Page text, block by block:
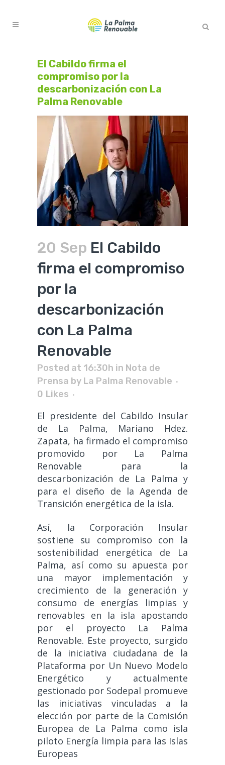
El Cabildo firma el
compromiso por la
descarbonización con La
Palma Renovable
20 Sep El Cabildo
firma el compromiso
por la
descarbonización
con La Palma
Renovable
Posted at 16:30h in Nota de
Prensa by La Palma Renovable
0 Likes
El presidente del Cabildo Insular
de La Palma, Mariano Hdez.
Zapata, ha firmado el compromiso
promovido por La Palma
Renovable para la
descarbonización de La Palma y
para el diseño de la Agenda de
Transición energética de la isla.
Así, la Corporación Insular
sostiene su compromiso con la
sostenibilidad energética de La
Palma, así como su apuesta por
una mayor implementación y
crecimiento de la generación y
consumo de energías limpias y
renovables en la isla apostando
por el proyecto La Palma
Renovable. Este proyecto, surgido
de la iniciativa ciudadana de la
Plataforma por Un Nuevo Modelo
Energético y actualmente
gestionado por Sodepal promueve
las iniciativas vinculadas a la
elección por parte de la Comisión
Europea de La Palma como isla
piloto Energía limpia para las Islas
Europeas